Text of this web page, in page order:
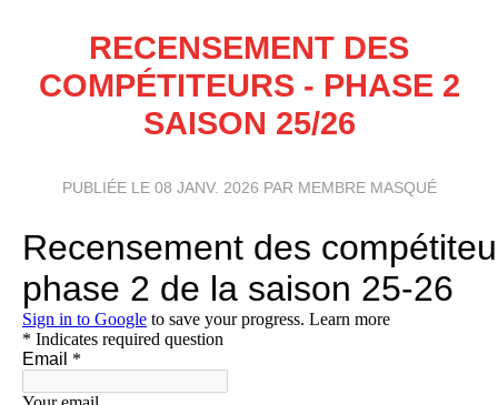
RECENSEMENT DES
COMPÉTITEURS - PHASE 2
SAISON 25/26
PUBLIÉE LE 08 JANV. 2026 PAR MEMBRE MASQUÉ